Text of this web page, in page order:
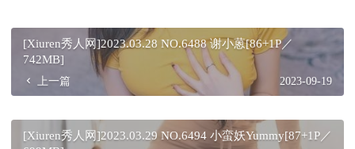
[Xiuren秀人网]2023.03.28 NO.6488 谢小蒽[86+1P／
742MB]
上一篇 2023-09-19
[Xiuren秀人网]2023.03.29 NO.6494 小蛮妖Yummy[87+1P／